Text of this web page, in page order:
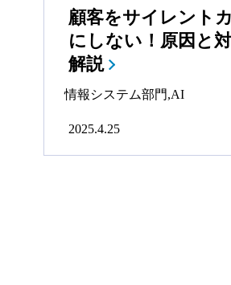
顧客をサイレント
にしない！原因と
解説
情報システム部門,AI
2025.4.25